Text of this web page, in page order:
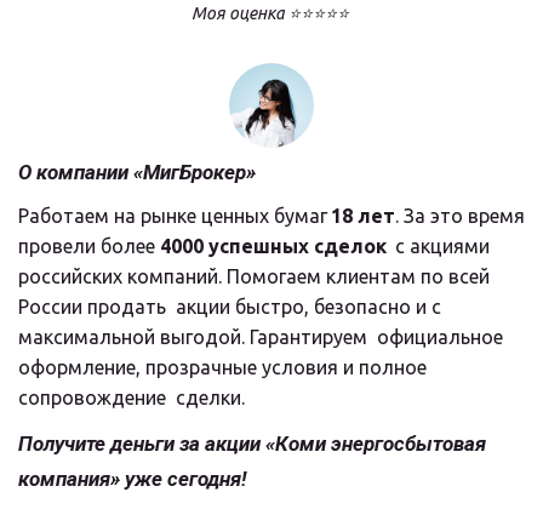
Моя оценка ⭐⭐⭐⭐⭐
О компании «МигБрокер»
Работаем на рынке ценных бумаг 18 лет. За это время
провели более 4000 успешных сделок
  с акциями
российских компаний. Помогаем клиентам по всей
России продать  акции быстро, безопасно и с
максимальной выгодой. Гарантируем  официальное
оформление, прозрачные условия и полное
сопровождение  сделки.
Получите деньги за акции «Коми энергосбытовая
компания» уже сегодня!